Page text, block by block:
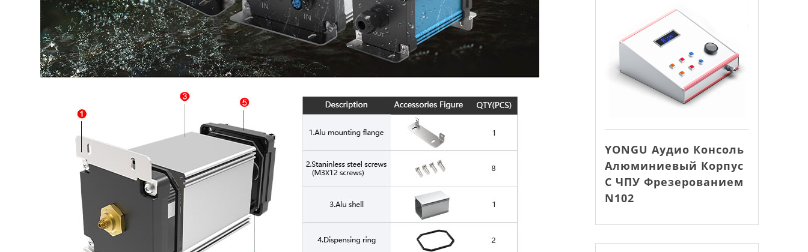
YONGU Аудио Консоль
Алюминиевый Корпус
С ЧПУ Фрезерованием
N102